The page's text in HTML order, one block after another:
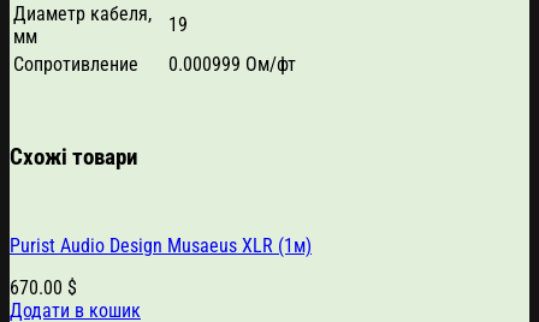
Диаметр кабеля,
мм
19
Сопротивление
0.000999 Ом/фт
Схожі товари
Purist Audio Design Musaeus XLR (1м)
670.00 $
Додати в кошик